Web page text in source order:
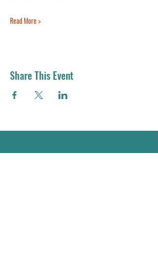
Read More >
Share This Event